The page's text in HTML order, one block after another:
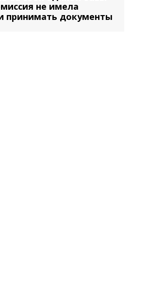
не имела
принимать документы